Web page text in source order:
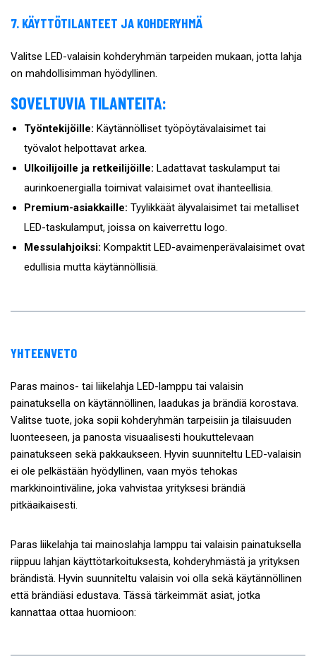
7. KÄYTTÖTILANTEET JA KOHDERYHMÄ
Valitse LED-valaisin kohderyhmän tarpeiden mukaan, jotta lahja
on mahdollisimman hyödyllinen.
SOVELTUVIA TILANTEITA:
Työntekijöille: Käytännölliset työpöytävalaisimet tai
työvalot helpottavat arkea.
Ulkoilijoille ja retkeilijöille: Ladattavat taskulamput tai
aurinkoenergialla toimivat valaisimet ovat ihanteellisia.
Premium-asiakkaille: Tyylikkäät älyvalaisimet tai metalliset
LED-taskulamput, joissa on kaiverrettu logo.
Messulahjoiksi: Kompaktit LED-avaimenperävalaisimet ovat
edullisia mutta käytännöllisiä.
YHTEENVETO
Paras mainos- tai liikelahja LED-lamppu tai valaisin
painatuksella on käytännöllinen, laadukas ja brändiä korostava.
Valitse tuote, joka sopii kohderyhmän tarpeisiin ja tilaisuuden
luonteeseen, ja panosta visuaalisesti houkuttelevaan
painatukseen sekä pakkaukseen. Hyvin suunniteltu LED-valaisin
ei ole pelkästään hyödyllinen, vaan myös tehokas
markkinointiväline, joka vahvistaa yrityksesi brändiä
pitkäaikaisesti.
Paras liikelahja tai mainoslahja lamppu tai valaisin painatuksella
riippuu lahjan käyttötarkoituksesta, kohderyhmästä ja yrityksen
brändistä. Hyvin suunniteltu valaisin voi olla sekä käytännöllinen
että brändiäsi edustava. Tässä tärkeimmät asiat, jotka
kannattaa ottaa huomioon: